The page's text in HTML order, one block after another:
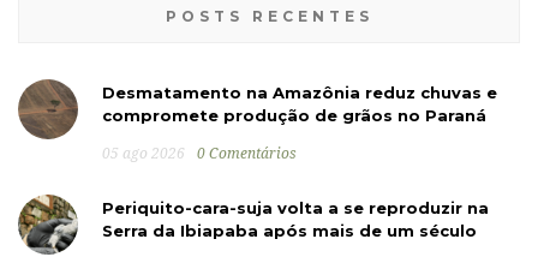
POSTS RECENTES
Desmatamento na Amazônia reduz chuvas e
compromete produção de grãos no Paraná
05 ago 2026 0 Comentários
Periquito-cara-suja volta a se reproduzir na
Serra da Ibiapaba após mais de um século